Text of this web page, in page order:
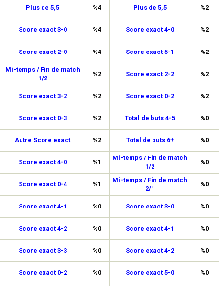
Plus de 5,5 %4
Score exact 3-0 %4
Score exact 2-0 %4
Mi-temps / Fin de match
1/2
%2
Score exact 3-2 %2
Score exact 0-3 %2
Autre Score exact %2
Score exact 4-0 %1
Score exact 0-4 %1
Score exact 4-1 %0
Score exact 4-2 %0
Score exact 3-3 %0
Score exact 0-2 %0
Plus de 5,5 %2
Score exact 4-0 %2
Score exact 5-1 %2
Score exact 2-2 %2
Score exact 0-2 %2
Total de buts 4-5 %0
Total de buts 6+ %0
Mi-temps / Fin de match
1/2
%0
Mi-temps / Fin de match
2/1
%0
Score exact 3-0 %0
Score exact 4-1 %0
Score exact 4-2 %0
Score exact 5-0 %0